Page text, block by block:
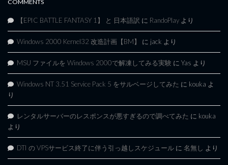
COMMENTS
【EPIC BATTLE FANTASY 1】 と 日本語訳 に RandoPlay より
Windows 2000 Kernel32 改造計画【BM】 に jack より
MSU ファイルを Windows 2000で解凍してみる実験 に Yas より
Windows NT 3.51 Service Pack 5 をサルベージしてみた に kouka よ
り
レンタルサーバーのレスポンスが悪すぎるので調べてみた に kouka
より
DTI の VPSサービス終了に伴う引っ越しスケジュール に 名無し より